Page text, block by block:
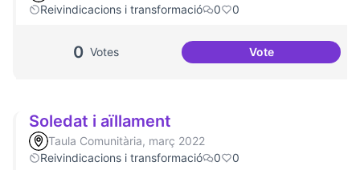
Reivindicacions i transformació
0 0
0 Votes VoteEmergència
Soledat i aïllament
Taula Comunitària, març 2022
Reivindicacions i transformació
0 0